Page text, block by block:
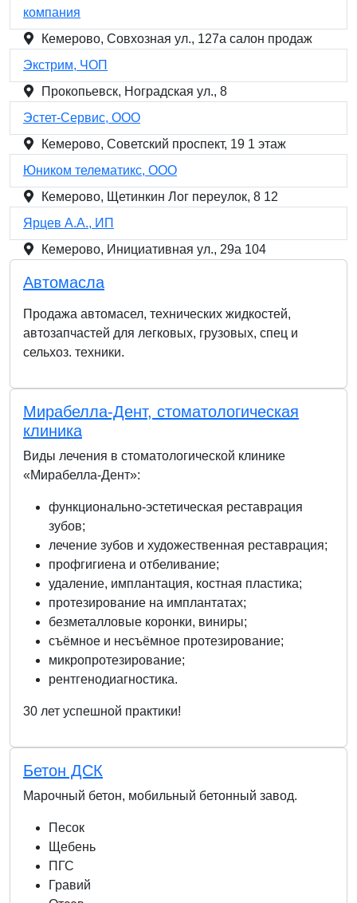
компания
Кемерово, Совхозная ул., 127а салон продаж
Экстрим, ЧОП
Прокопьевск, Ноградская ул., 8
Эстет-Сервис, ООО
Кемерово, Советский проспект, 19 1 этаж
Юником телематикс, ООО
Кемерово, Щетинкин Лог переулок, 8 12
Ярцев А.А., ИП
Кемерово, Инициативная ул., 29а 104
Автомасла
Продажа автомасел, технических жидкостей,
автозапчастей для легковых, грузовых, спец и
сельхоз. техники.
Мирабелла-Дент, стоматологическая
клиника
Виды лечения в стоматологической клинике
«Мирабелла-Дент»:
функционально-эстетическая реставрация
зубов;
лечение зубов и художественная реставрация;
профгигиена и отбеливание;
удаление, имплантация, костная пластика;
протезирование на имплантатах;
безметалловые коронки, виниры;
съёмное и несъёмное протезирование;
микропротезирование;
рентгенодиагностика.
30 лет успешной практики!
Бетон ДСК
Марочный бетон, мобильный бетонный завод.
Песок
Щебень
ПГС
Гравий